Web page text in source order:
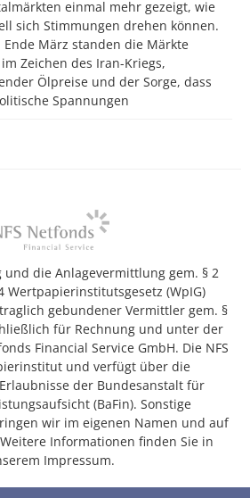
einmal mehr gezeigt, wie
sich Stimmungen drehen können.
Ende März standen die Märkte
Zeichen des Iran-Kriegs,
Ölpreise und der Sorge, dass
Spannungen
und die Anlagevermittlung gem. § 2
Wertpapierinstitutsgesetz (WpIG)
gebundener Vermittler gem. §
für Rechnung und unter der
Financial Service GmbH. Die NFS
und verfügt über die
der Bundesanstalt für
(BaFin). Sonstige
wir im eigenen Namen und auf
Informationen finden Sie in
Impressum.